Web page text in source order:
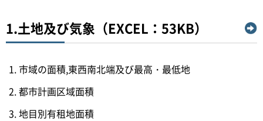
1.土地及び気象（EXCEL：53KB）
市域の面積,東西南北端及び最高・最低地
都市計画区域面積
地目別有租地面積